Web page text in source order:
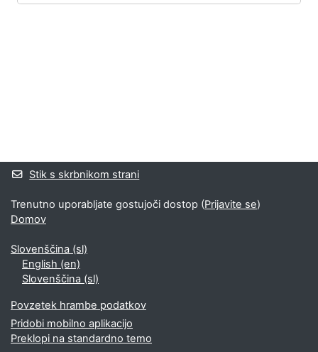
Stik s skrbnikom strani
Trenutno uporabljate gostujoči dostop (Prijavite se)
Domov
Slovenščina ‎(sl)‎
English ‎(en)‎
Slovenščina ‎(sl)‎
Povzetek hrambe podatkov
Pridobi mobilno aplikacijo
Preklopi na standardno temo